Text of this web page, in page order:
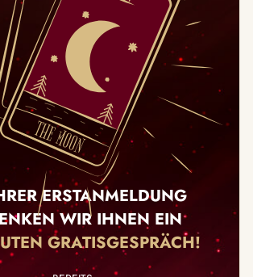
ERSTANMELDUNG
WIR IHNEN EIN
GRATISGESPRÄCH!